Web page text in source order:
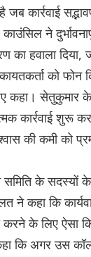
कार्रवाई
काउंसिल ने
का हवाला
को फोन
कहा।
कार्रवाई शुरू
की कमी को
समिति के सदस्यों
कहा कि
करने के लिए ऐसा
कि अगर उस